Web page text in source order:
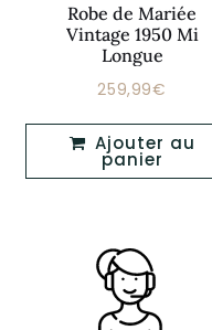
Robe de Mariée
Vintage 1950 Mi
Longue
Prix
259,99€
panier